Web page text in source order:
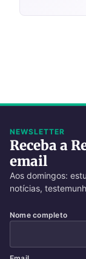
NEWSLETTER
Receba a
email
Aos domingos:
notícias,
Nome completo